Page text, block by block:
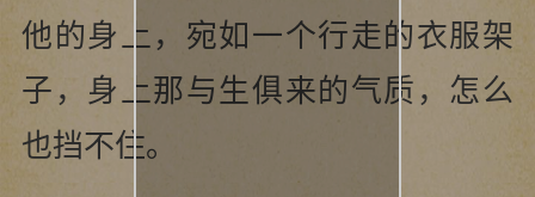
他的身上，宛如一个行走的衣服架
子，身上那与生俱来的气质，怎么
也挡不住。